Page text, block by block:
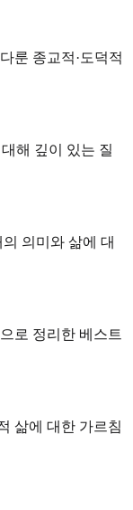
룬 종교적·도덕적
해 깊이 있는 질
의미와 삶에 대
로 정리한 베스트
삶에 대한 가르침